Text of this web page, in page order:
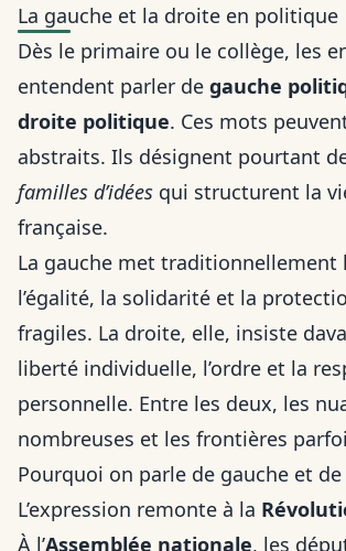
La gauche et la droite en politique
Dès le primaire ou le collège, les
entendent parler de gauche
droite politique. Ces mots
abstraits. Ils désignent pourtant
familles d’idées qui structurent la
française.
La gauche met traditionnellement
l’égalité, la solidarité et la
fragiles. La droite, elle, insiste
liberté individuelle, l’ordre et la
personnelle. Entre les deux, les
nombreuses et les frontières
Pourquoi on parle de gauche et
L’expression remonte à la
À l’Assemblée nationale, les